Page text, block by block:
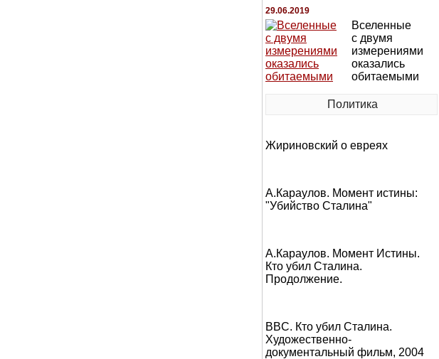
29.06.2019
Вселенные
с двумя
измерениями
оказались
обитаемыми
Политика
Жириновский о евреях
А.Караулов. Момент истины:
"Убийство Сталина"
А.Караулов. Момент Истины.
Кто убил Сталина.
Продолжение.
BBC. Кто убил Сталина.
Художественно-
документальный фильм, 2004